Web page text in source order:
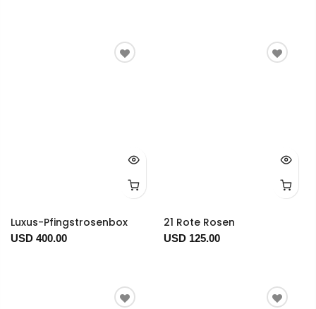
Luxus-Pfingstrosenbox
USD 400.00
21 Rote Rosen
USD 125.00